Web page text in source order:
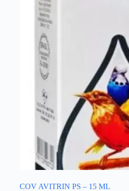
COV AVITRIN PS – 15 ML